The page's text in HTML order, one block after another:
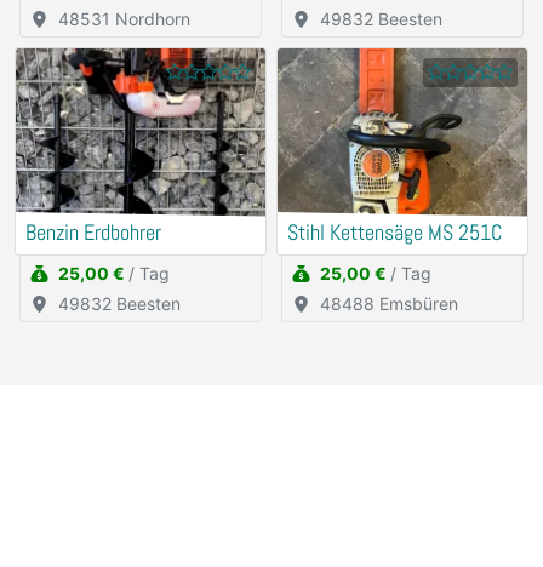
48531 Nordhorn
49832 Beesten
Benzin Erdbohrer
25,00 € / Tag
49832 Beesten
Stihl Kettensäge MS 251C
25,00 € / Tag
48488 Emsbüren